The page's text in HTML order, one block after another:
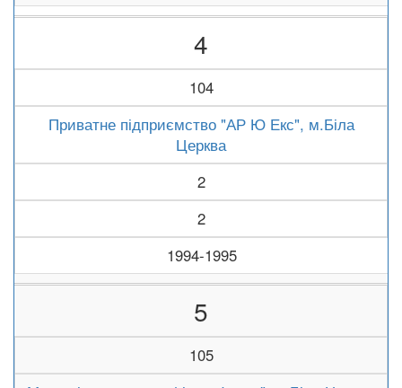
4
104
Приватне підприємство "АР Ю Екс", м.Біла
Церква
2
2
1994-1995
5
105